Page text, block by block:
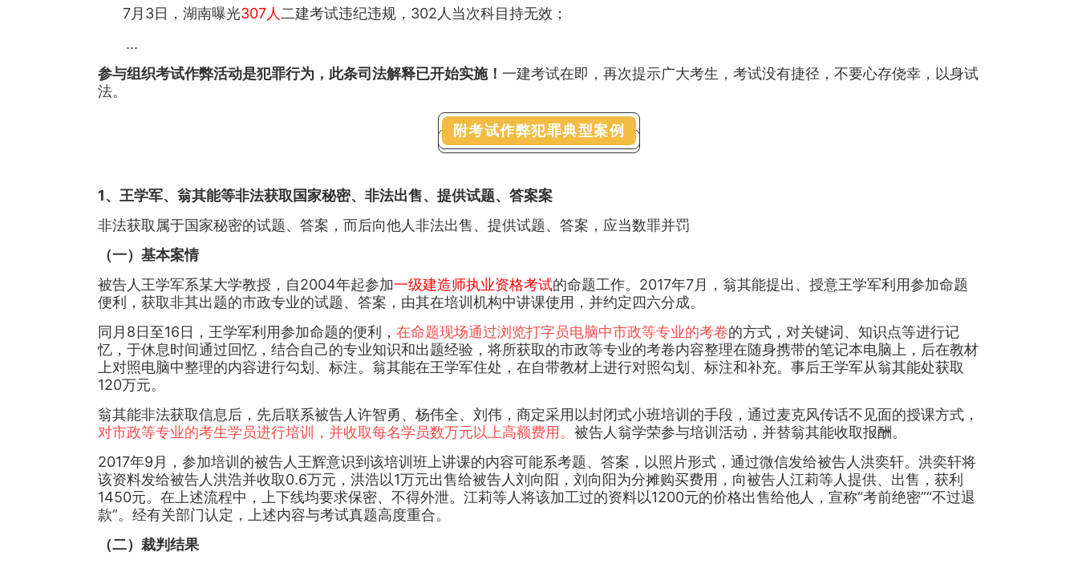
7月3日，湖南曝光307人 二建考试违纪违规，302人当次科目持无效；
...
参与组织考试作弊活动是犯罪行为，此条司法解释已开始实施！ 一建考试在即，再次提示广大考生，考试没有捷径，不要心存侥幸，以身试
法。
附考试作弊犯罪典型案例
1、王学军、翁其能等非法获取国家秘密、非法出售、提供试题、答案案
非法获取属于国家秘密的试题、答案，而后向他人非法出售、提供试题、答案，应当数罪并罚
（一）基本案情
被告人王学军系某大学教授，自2004年起参加一级建造师执业资格考试的命题工作。2017年7月，翁其能提出、授意王学军利用参加命题
便利，获取非其出题的市政专业的试题、答案，由其在培训机构中讲课使用，并约定四六分成。
同月8日至16日，王学军利用参加命题的便利， 在命题现场通过浏览打字员电脑中市政等专业的考卷的方式，对关键词、知识点等进行记
忆，于休息时间通过回忆，结合自己的专业知识和出题经验，将所获取的市政等专业的考卷内容整理在随身携带的笔记本电脑上，后在教材
上对照电脑中整理的内容进行勾划、标注。翁其能在王学军住处，在自带教材上进行对照勾划、标注和补充。事后王学军从翁其能处获取
120万元。
翁其能非法获取信息后，先后联系被告人许智勇、杨伟全、刘伟，商定采用以封闭式小班培训的手段，通过麦克风传话不见面的授课方式，
对市政等专业的考生学员进行培训，并收取每名学员数万元以上高额费用。 被告人翁学荣参与培训活动，并替翁其能收取报酬。
2017年9月，参加培训的被告人王辉意识到该培训班上讲课的内容可能系考题、答案，以照片形式，通过微信发给被告人洪奕轩。洪奕轩将
该资料发给被告人洪浩并收取0.6万元，洪浩以1万元出售给被告人刘向阳，刘向阳为分摊购买费用，向被告人江莉等人提供、出售，获利
1450元。在上述流程中，上下线均要求保密、不得外泄。江莉等人将该加工过的资料以1200元的价格出售给他人，宣称“考前绝密”“不过退
款”。经有关部门认定，上述内容与考试真题高度重合。
（二）裁判结果